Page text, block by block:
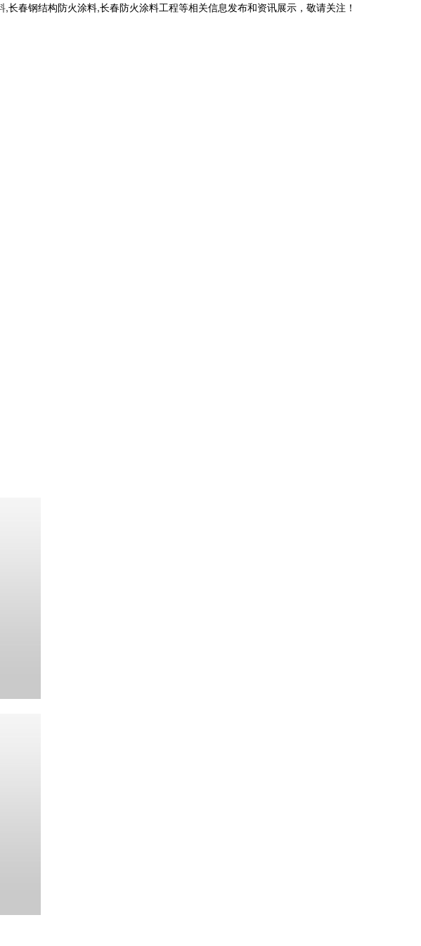
,长春钢结构防火涂料,长春防火涂料工程等相关信息发布和资讯展示，敬请关注！